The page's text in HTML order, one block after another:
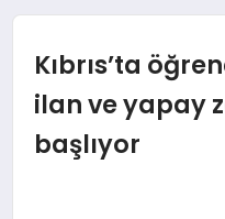
TEKNOLOJI
Kıbrıs’ta
ilan ve yapay
başlıyor